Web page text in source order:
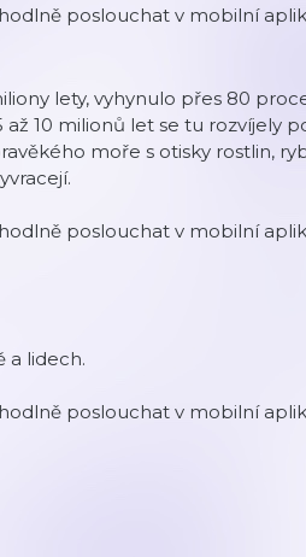
poslouchat v mobilní
lety, vyhynulo přes 80
10 milionů let se tu rozvíjely
moře s otisky rostlin,
poslouchat v mobilní
a lidech.
poslouchat v mobilní